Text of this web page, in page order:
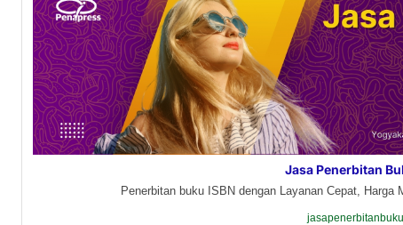
Jasa Penerbitan
Penerbitan buku ISBN dengan Layanan Cepat, Harga